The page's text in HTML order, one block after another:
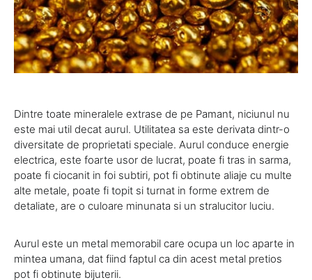
Dintre toate mineralele extrase de pe Pamant, niciunul nu
este mai util decat aurul. Utilitatea sa este derivata dintr-o
diversitate de proprietati speciale. Aurul conduce energie
electrica, este foarte usor de lucrat, poate fi tras in sarma,
poate fi ciocanit in foi subtiri, pot fi obtinute aliaje cu multe
alte metale, poate fi topit si turnat in forme extrem de
detaliate, are o culoare minunata si un stralucitor luciu.
Aurul este un metal memorabil care ocupa un loc aparte in
mintea umana, dat fiind faptul ca din acest metal pretios
pot fi obtinute bijuterii.